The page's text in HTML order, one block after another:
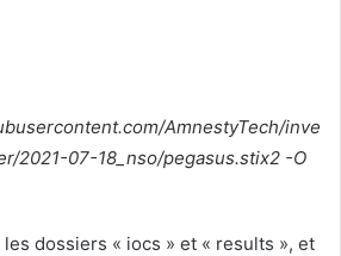
AmnestyTech/inve
2021-07-18_nso/pegasus.stix2 -O
dossiers « iocs » et « results », et